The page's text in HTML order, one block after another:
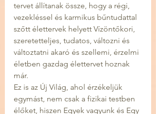
tervet állítanak össze, hogy a régi,
vezekléssel és karmikus bűntudattal
szőtt élettervek helyett Vízöntőkori,
szeretetteljes, tudatos, változni és
változtatni akaró és szellemi, érzelmi
életben gazdag élettervet hoznak
már.
Ez is az Új Világ, ahol érzékeljük
egymást, nem csak a fizikai testben
élőket, hiszen Egyek vagyunk és Egy